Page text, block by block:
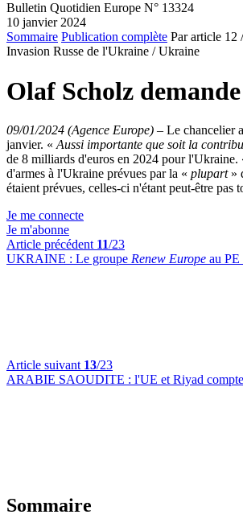
Bulletin Quotidien Europe N° 13324
10 janvier 2024
Sommaire Publication complète Par article 12
Invasion Russe de l'Ukraine / Ukraine
Olaf Scholz
09/01/2024 (Agence Europe) – Le chancelier
janvier. « Aussi importante que soit la
de 8 milliards d'euros en 2024 pour l'Ukraine.
d'armes à l'Ukraine prévues par la « plupart »
étaient prévues, celles-ci n'étant peut-être pas
Je me connecte
Je m'abonne
Article précédent 11/23
UKRAINE : Le groupe Renew Europe au PE
Article suivant 13/23
ARABIE SAOUDITE : l'UE et Riyad
Sommaire